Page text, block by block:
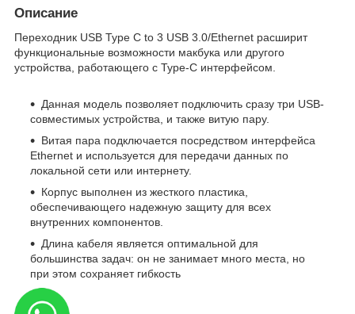
Описание
Переходник USB Type C to 3 USB 3.0/Ethernet расширит
функциональные возможности макбука или другого
устройства, работающего с Type-C интерфейсом.
Данная модель позволяет подключить сразу три USB-
совместимых устройства, и также витую пару.
Витая пара подключается посредством интерфейса
Ethernet и используется для передачи данных по
локальной сети или интернету.
Корпус выполнен из жесткого пластика,
обеспечивающего надежную защиту для всех
внутренних компонентов.
Длина кабеля является оптимальной для
большинства задач: он не занимает много места, но
при этом сохраняет гибкость